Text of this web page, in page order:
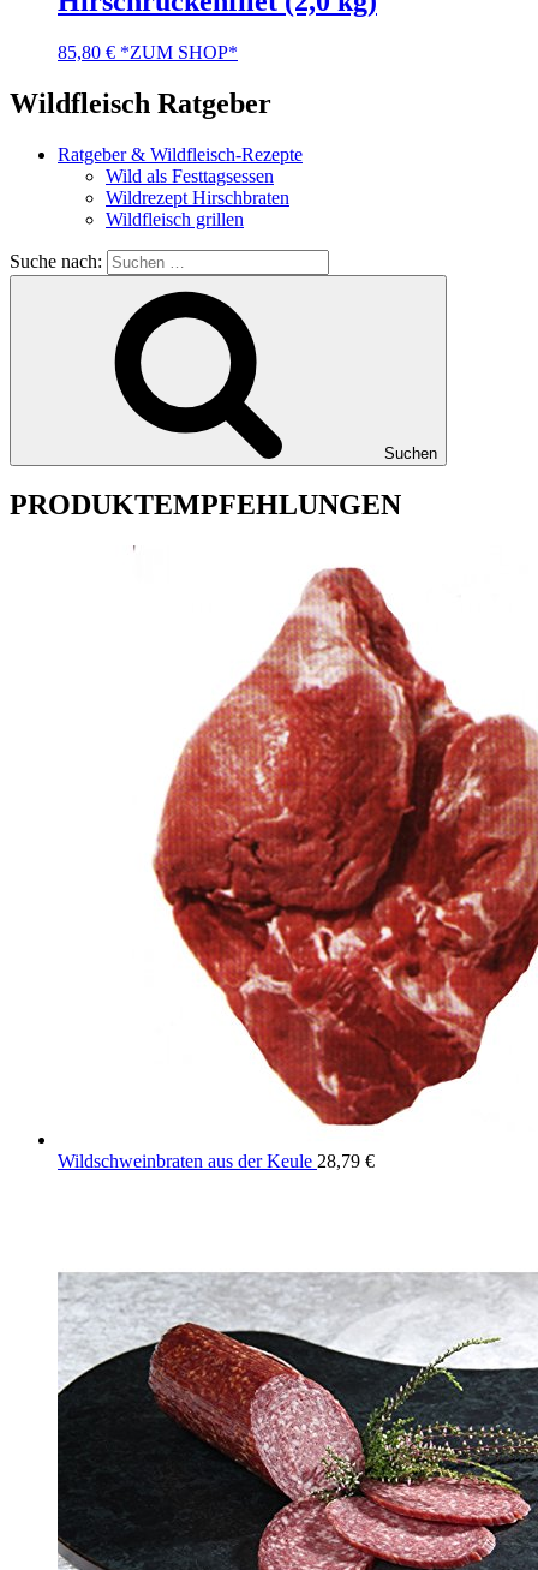
85,80 € *ZUM SHOP*
Wildfleisch Ratgeber
Ratgeber & Wildfleisch-Rezepte
Wild als Festtagsessen
Wildrezept Hirschbraten
Wildfleisch grillen
Suche nach:
Suchen
PRODUKTEMPFEHLUNGEN
Wildschweinbraten aus der Keule 28,79 €